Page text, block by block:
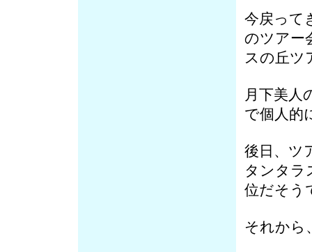
今戻って
のツアー
スの丘ツ
月下美人
で個人的
後日、ツ
タンタラ
位だそう
それから